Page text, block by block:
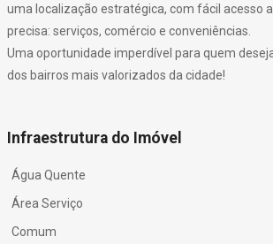
uma localização estratégica, com fácil acesso
precisa: serviços, comércio e conveniências.
Uma oportunidade imperdível para quem
dos bairros mais valorizados da cidade!
Infraestrutura do Imóvel
Água Quente
Área Serviço
Comum